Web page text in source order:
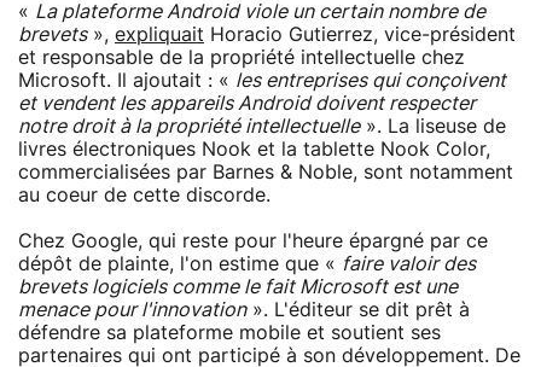
« La plateforme Android viole un certain nombre de
brevets», expliquait Horacio Gutierrez, vice-président
et responsable de la propriété intellectuelle chez
Microsoft. Il ajoutait : « les entreprises qui conçoivent
et vendent les appareils Android doivent respecter
notre droit à la propriété intellectuelle». La liseuse de
livres électroniques Nook et la tablette Nook Color,
commercialisées par Barnes & Noble, sont notamment
au coeur de cette discorde.
Chez Google, qui reste pour l'heure épargné par ce
dépôt de plainte, l'on estime que « faire valoir des
brevets logiciels comme le fait Microsoft est une
menace pour l'innovation». L'éditeur se dit prêt à
défendre sa plateforme mobile et soutient ses
partenaires qui ont participé à son développement. De